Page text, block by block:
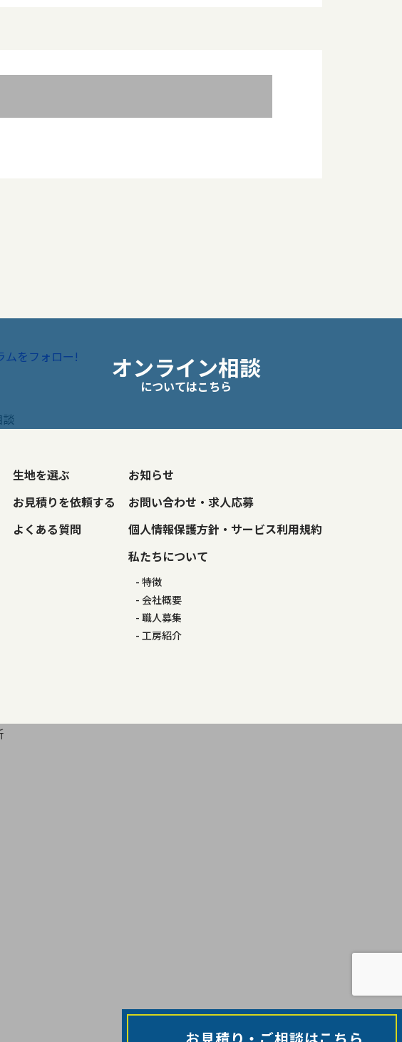
オンライン相談
についてはこちら
生地を選ぶ
お見積りを依頼する
よくある質問
お知らせ
お問い合わせ・求人応募
個人情報保護方針・サービス利用規約
私たちについて
特徴
会社概要
職人募集
工房紹介